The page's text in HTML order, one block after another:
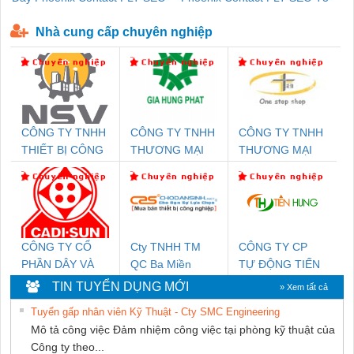
Nhà cung cấp chuyên nghiệp
CÔNG TY TNHH
THIẾT BỊ CÔNG
NGHIỆP NIHON
SETSUBI VIỆT
NAM
CÔNG TY TNHH
THƯƠNG MẠI
THUẬT ĐIỆN CƠ
GIA HƯNG
CÔNG TY TNHH
THƯƠNG MẠI
NAM
CÔNG TY CỔ
PHẦN DÂY VÀ
CÁP ĐIỆN
THƯỢNG ĐÌNH
Cty TNHH TM
QC Ba Miền
CÔNG TY CP
TỰ ĐỘNG TIẾN
TIN TUYỂN DỤNG MỚI » Xem tất cả
Tuyển gấp nhân viên Kỹ Thuật - Cty SMC Engineering
Mô tả công việc Đảm nhiệm công việc tại phòng kỹ thuật của
Công ty theo...